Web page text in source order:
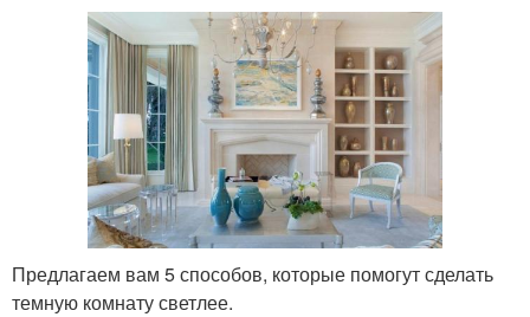
Предлагаем вам 5 способов, которые помогут сделать
темную комнату светлее.